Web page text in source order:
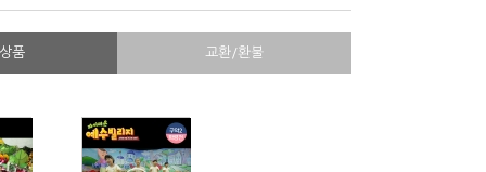
품 교환/환불